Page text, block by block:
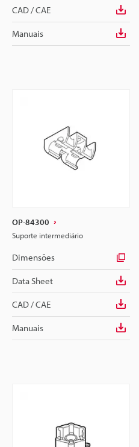
CAD / CAE
Manuais
OP-84300
Suporte intermediário
Dimensões
Data Sheet
CAD / CAE
Manuais